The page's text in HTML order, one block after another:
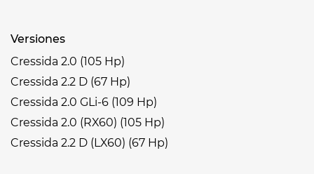
Versiones
Cressida 2.0 (105 Hp)
Cressida 2.2 D (67 Hp)
Cressida 2.0 GLi-6 (109 Hp)
Cressida 2.0 (RX60) (105 Hp)
Cressida 2.2 D (LX60) (67 Hp)